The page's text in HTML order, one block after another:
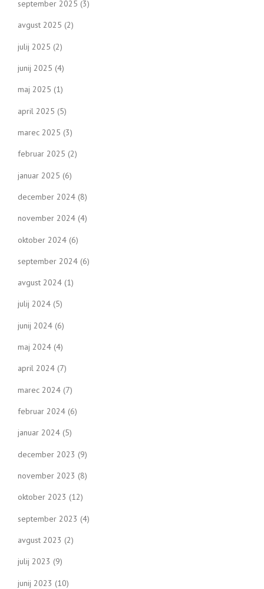
september 2025 (3)
avgust 2025 (2)
julij 2025 (2)
junij 2025 (4)
maj 2025 (1)
april 2025 (5)
marec 2025 (3)
februar 2025 (2)
januar 2025 (6)
december 2024 (8)
november 2024 (4)
oktober 2024 (6)
september 2024 (6)
avgust 2024 (1)
julij 2024 (5)
junij 2024 (6)
maj 2024 (4)
april 2024 (7)
marec 2024 (7)
februar 2024 (6)
januar 2024 (5)
december 2023 (9)
november 2023 (8)
oktober 2023 (12)
september 2023 (4)
avgust 2023 (2)
julij 2023 (9)
junij 2023 (10)